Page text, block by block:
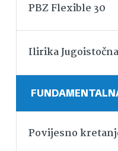
PBZ Flexible 30
Ilirika
Povijesno